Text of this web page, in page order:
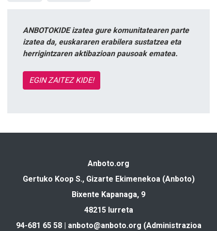
ANBOTOKIDE izatea gure komunitatearen parte
izatea da, euskararen erabilera sustatzea eta
herrigintzaren aktibazioan pausoak ematea.
EGIN ZAITEZ KIDE!
Anboto.org
Gertuko Koop S., Gizarte Ekimenekoa (Anboto)
Bixente Kapanaga, 9
48215 Iurreta
94-681 65 58 | anboto@anboto.org (Administrazioa